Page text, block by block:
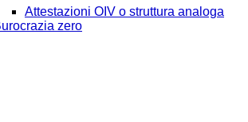
Attestazioni OIV o struttura analoga
zero